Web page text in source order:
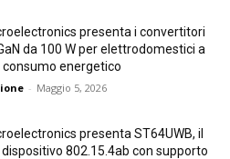
presenta i convertitori
da 100 W per elettrodomestici a
consumo energetico
- Maggio 5, 2026
presenta ST64UWB, il
802.15.4ab con supporto